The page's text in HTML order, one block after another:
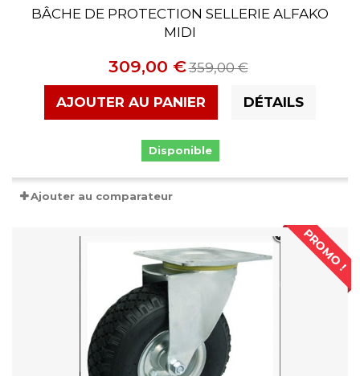
BÂCHE DE PROTECTION SELLERIE ALFAKO
MIDI
309,00 €359,00 €
AJOUTER AU PANIER DÉTAILS
Disponible
Ajouter au comparateur
PROMO !